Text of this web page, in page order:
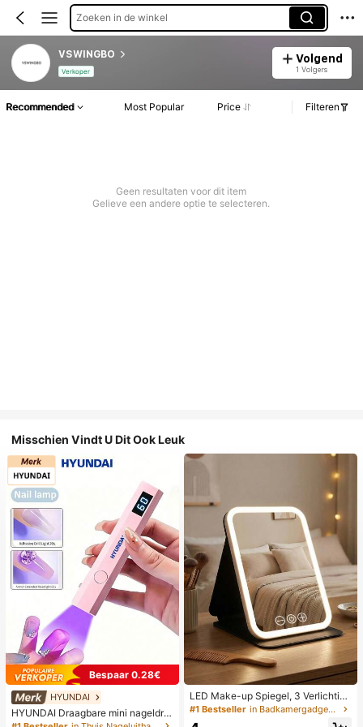
Zoeken in de winkel
VSWINGBO
Verkoper
Volgend
1 Volgers
Recommended Most Popular Price Filteren
Geen resultaten voor dit item
Gelieve een andere optie te selecteren.
Misschien Vindt U Dit Ook Leuk
Bespaar 0.28€
HYUNDAI
HYUNDAI Draagbare mini nageldro
ger, oplaadbare handlamp UV/LED
LED Make-up Spiegel, 3 Verlichting
smodi, Verstelbare Helderheid, Draa
gbaar Vouwbaar Ontwerp, Geschikt
#1 Bestseller in Badkamergadgets die favoriet zijn bij klanten B